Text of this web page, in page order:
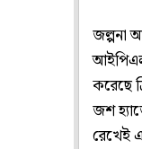
জল্পনা
আইপিএল
করেছে
জশ
রেখেই